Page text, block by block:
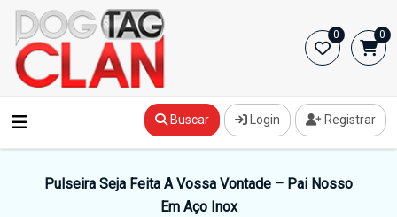
0 0
Buscar Login Registrar
Pulseira Seja Feita A Vossa Vontade – Pai Nosso
Em Aço Inox